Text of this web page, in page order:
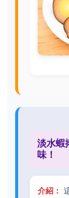
淡水蝦
味！
介紹：